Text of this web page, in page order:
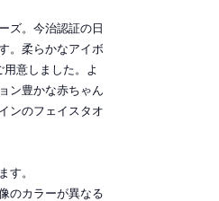
ズ。今治認証の日
。柔らかなアイボ
意しました。よ
ン豊かな赤ちゃん
ンのフェイスタオ
す。
のカラーが異なる